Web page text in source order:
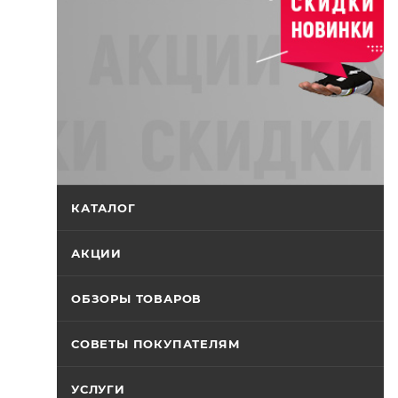
КАТАЛОГ
АКЦИИ
ОБЗОРЫ ТОВАРОВ
СОВЕТЫ ПОКУПАТЕЛЯМ
УСЛУГИ